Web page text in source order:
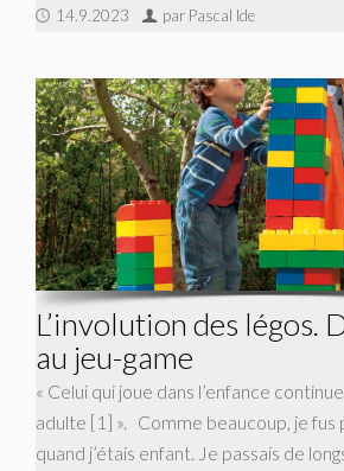
14.9.2023 par Pascal Ide
L’involution des légos.
au jeu-game
« Celui qui joue dans l’enfance
adulte [1] ». Comme beaucoup, je fus
quand j’étais enfant. Je passais de